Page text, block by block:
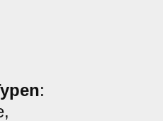
: